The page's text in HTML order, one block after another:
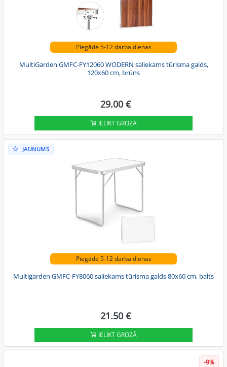
Piegāde 5-12 darba dienas
MultiGarden GMFC-FY12060 WODERN saliekams tūrisma galds,
120x60 cm, brūns
29.00 €
IELIKT GROZĀ
JAUNUMS
Piegāde 5-12 darba dienas
Multigarden GMFC-FY8060 saliekams tūrisma galds 80x60 cm, balts
21.50 €
IELIKT GROZĀ
-9%